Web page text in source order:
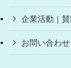
企業活動｜
お問い合わせ